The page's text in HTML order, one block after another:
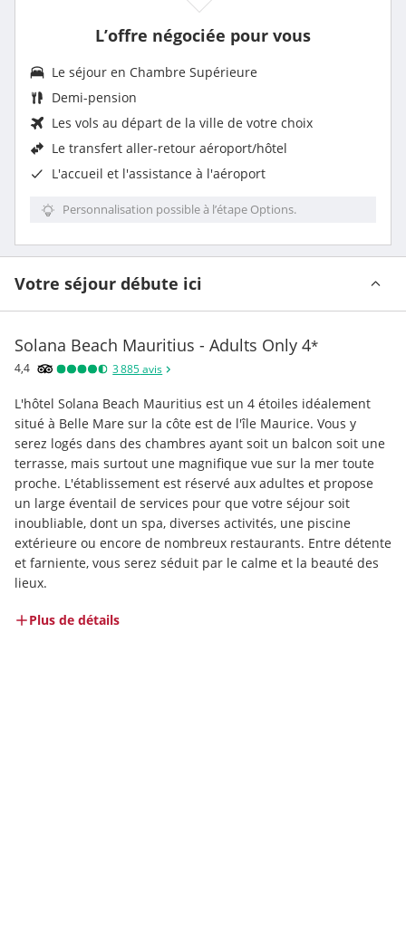
L’offre négociée pour vous
Le séjour en Chambre Supérieure
Demi-pension
Les vols au départ de la ville de votre choix
Le transfert aller-retour aéroport/hôtel
L'accueil et l'assistance à l'aéroport
Personnalisation possible à l’étape Options.
Votre séjour débute ici
Solana Beach Mauritius - Adults Only 4*
4,4 3 885avis
L'hôtel Solana Beach Mauritius est un 4 étoiles idéalement
situé à Belle Mare sur la côte est de l'île Maurice. Vous y
serez logés dans des chambres ayant soit un balcon soit une
terrasse, mais surtout une magnifique vue sur la mer toute
proche. L'établissement est réservé aux adultes et propose
un large éventail de services pour que votre séjour soit
inoubliable, dont un spa, diverses activités, une piscine
extérieure ou encore de nombreux restaurants. Entre détente
et farniente, vous serez séduit par le calme et la beauté des
lieux.
Plus de détails